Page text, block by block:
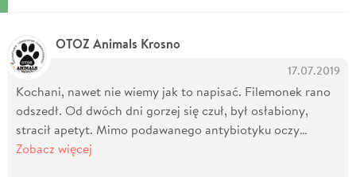
OTOZ Animals Krosno
17.07.2019
Kochani, nawet nie wiemy jak to napisać. Filemonek rano
odszedł. Od dwóch dni gorzej się czuł, był osłabiony,
stracił apetyt. Mimo podawanego antybiotyku oczy…
Zobacz więcej